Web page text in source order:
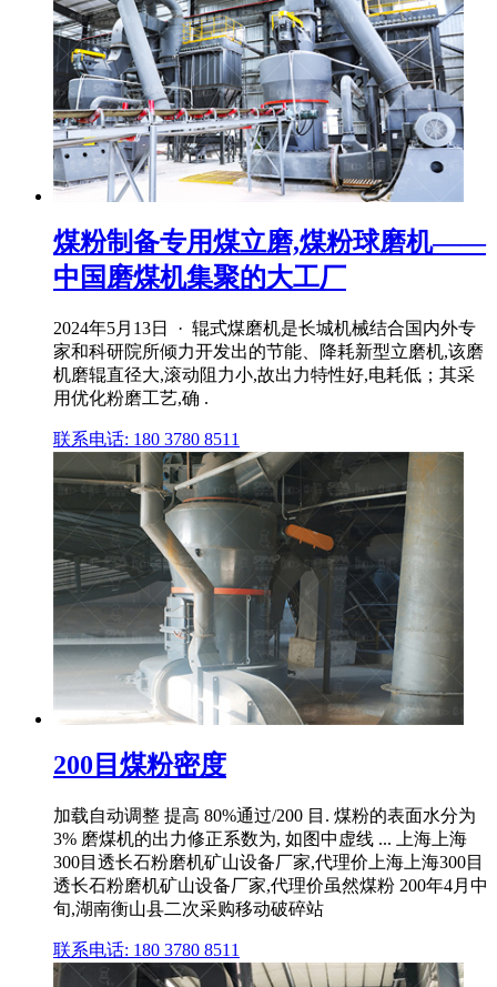
煤粉制备专用煤立磨,煤粉球磨机——
中国磨煤机集聚的大工厂
2024年5月13日 · 辊式煤磨机是长城机械结合国内外专
家和科研院所倾力开发出的节能、降耗新型立磨机,该磨
机磨辊直径大,滚动阻力小,故出力特性好,电耗低；其采
用优化粉磨工艺,确 .
联系电话: 180 3780 8511
200目煤粉密度
加载自动调整 提高 80%通过/200 目. 煤粉的表面水分为
3% 磨煤机的出力修正系数为, 如图中虚线 ... 上海上海
300目透长石粉磨机矿山设备厂家,代理价上海上海300目
透长石粉磨机矿山设备厂家,代理价虽然煤粉 200年4月中
旬,湖南衡山县二次采购移动破碎站
联系电话: 180 3780 8511